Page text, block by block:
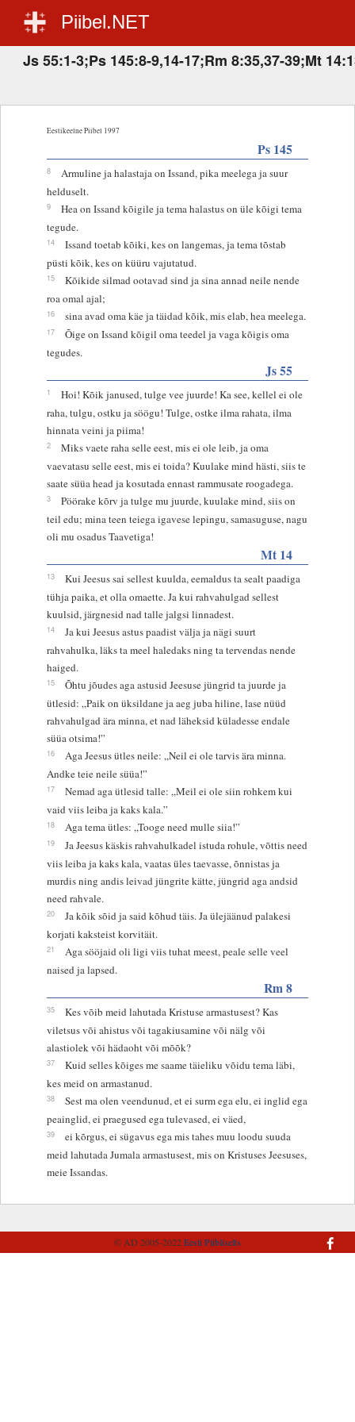
Piibel.NET
Js 55:1-3;Ps 145:8-9,14-17;Rm 8:35,37-39;Mt
Eestikeelne Piibel 1997
Ps 145
8
Armuline ja halastaja on Issand, pika meelega ja suur
helduselt.
9
Hea on Issand kõigile ja tema halastus on üle kõigi tema
tegude.
14
Issand toetab kõiki, kes on langemas, ja tema tõstab
püsti kõik, kes on küüru vajutatud.
15
Kõikide silmad ootavad sind ja sina annad neile nende
roa omal ajal;
16 sina avad oma käe ja täidad kõik, mis elab, hea meelega.
17
Õige on Issand kõigil oma teedel ja vaga kõigis oma
tegudes.
Js 55
1
Hoi! Kõik janused, tulge vee juurde! Ka see, kellel ei ole
raha, tulgu, ostku ja söögu! Tulge, ostke ilma rahata, ilma
hinnata veini ja piima!
2
Miks vaete raha selle eest, mis ei ole leib, ja oma
vaevatasu selle eest, mis ei toida? Kuulake mind hästi, siis te
saate süüa head ja kosutada ennast rammusate roogadega.
3
Pöörake kõrv ja tulge mu juurde, kuulake mind, siis on
teil edu; mina teen teiega igavese lepingu, samasuguse, nagu
oli mu osadus Taavetiga!
Mt 14
13
Kui Jeesus sai sellest kuulda, eemaldus ta sealt paadiga
tühja paika, et olla omaette. Ja kui rahvahulgad sellest
kuulsid, järgnesid nad talle jalgsi linnadest.
14
Ja kui Jeesus astus paadist välja ja nägi suurt
rahvahulka, läks ta meel haledaks ning ta tervendas nende
haiged.
15
Õhtu jõudes aga astusid Jeesuse jüngrid ta juurde ja
ütlesid: „Paik on üksildane ja aeg juba hiline, lase nüüd
rahvahulgad ära minna, et nad läheksid küladesse endale
süüa otsima!”
16
Aga Jeesus ütles neile: „Neil ei ole tarvis ära minna.
Andke teie neile süüa!”
17
Nemad aga ütlesid talle: „Meil ei ole siin rohkem kui
vaid viis leiba ja kaks kala.”
18 Aga tema ütles: „Tooge need mulle siia!”
19
Ja Jeesus käskis rahvahulkadel istuda rohule, võttis need
viis leiba ja kaks kala, vaatas üles taevasse, õnnistas ja
murdis ning andis leivad jüngrite kätte, jüngrid aga andsid
need rahvale.
20
Ja kõik sõid ja said kõhud täis. Ja ülejäänud palakesi
korjati kaksteist korvitäit.
21
Aga sööjaid oli ligi viis tuhat meest, peale selle veel
naised ja lapsed.
Rm 8
35
Kes võib meid lahutada Kristuse armastusest? Kas
viletsus või ahistus või tagakiusamine või nälg või
alastiolek või hädaoht või mõõk?
37
Kuid selles kõiges me saame täieliku võidu tema läbi,
kes meid on armastanud.
38
Sest ma olen veendunud, et ei surm ega elu, ei inglid ega
peainglid, ei praegused ega tulevased, ei väed,
39
ei kõrgus, ei sügavus ega mis tahes muu loodu suuda
meid lahutada Jumala armastusest, mis on Kristuses Jeesuses,
meie Issandas.
© AD 2005-2022Eesti Piibliselts